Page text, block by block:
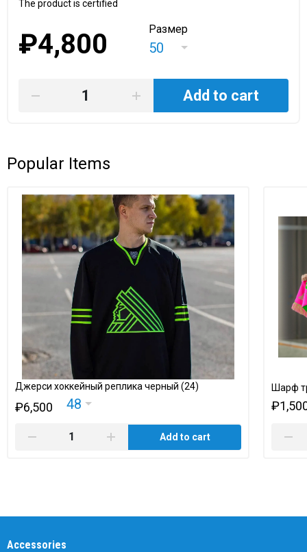
The product is certified
₽4,800 Размер
50
Add to cart
Popular Items
Джерси хоккейный реплика черный (24)
₽6,500 48
Add to cart
Шарф
Accessories